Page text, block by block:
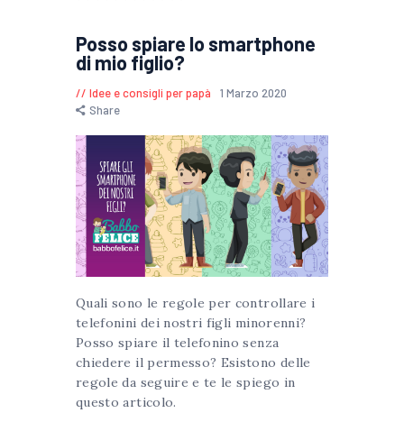
Posso spiare lo smartphone
di mio figlio?
Idee e consigli per papà
1 Marzo 2020
Share
Quali sono le regole per controllare i
telefonini dei nostri figli minorenni?
Posso spiare il telefonino senza
chiedere il permesso? Esistono delle
regole da seguire e te le spiego in
questo articolo.